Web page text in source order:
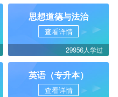
思想道德与法治
查看详情
29956人学过
英语（专升本）
查看详情